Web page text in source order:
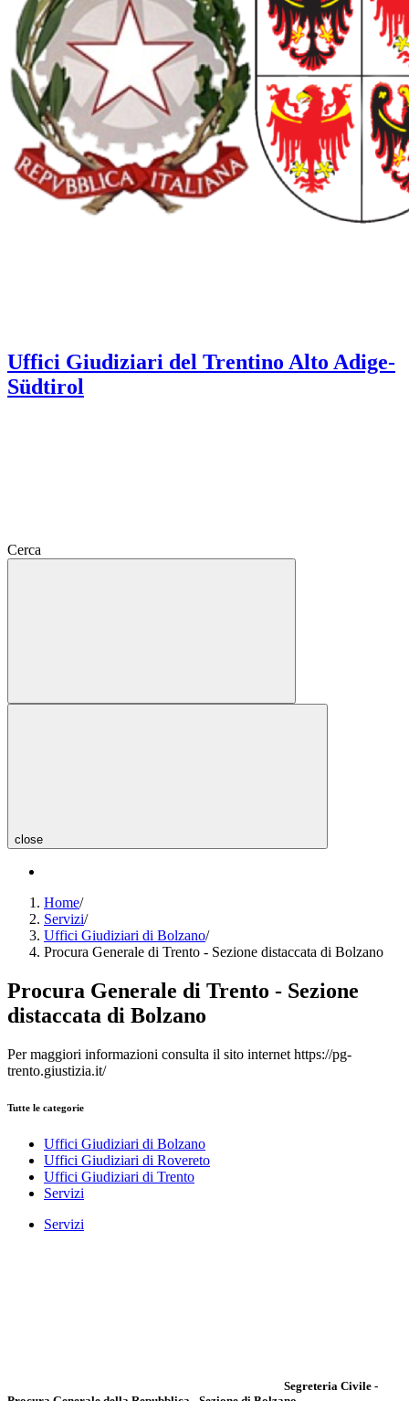
Uffici Giudiziari del Trentino Alto Adige-
Südtirol
Cerca
close
Home/
Servizi/
Uffici Giudiziari di Bolzano/
Procura Generale di Trento - Sezione distaccata di Bolzano
Procura Generale di Trento - Sezione
distaccata di Bolzano
Per maggiori informazioni consulta il sito internet https://pg-
trento.giustizia.it/
Tutte le categorie
Uffici Giudiziari di Bolzano
Uffici Giudiziari di Rovereto
Uffici Giudiziari di Trento
Servizi
Servizi
Segreteria Civile -